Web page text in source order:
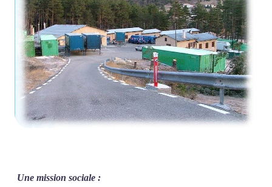
Une mission sociale :